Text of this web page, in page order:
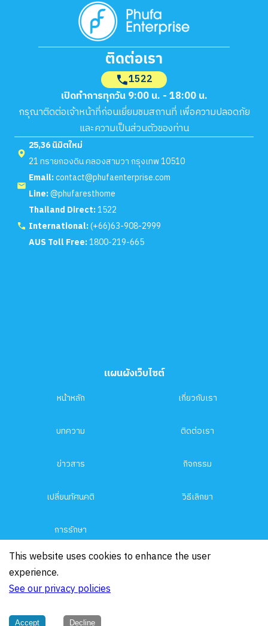
ติดต่อเรา
1522
เปิดทำการทุกวัน 9:00 น. - 18:00 น.
กรุณาติดต่อเจ้าหน้าที่ก่อนเยี่ยมชมสถานที่ เพื่อความปลอดภัย
และความเป็นส่วนตัวของท่าน
25,36 นิมิตใหม่
21 ทรายกองดิน คลองสามวา กรุงเทพ 10510
Email:contact@phufaenterprise.com
Line:@phufaresthome
Thailand Direct:1522
International:(+66)63-908-2999
AUS Toll Free:1800-219-665
แผนผังเว็บไซต์
หน้าหลัก
บทความ
ข่าวสาร
เปลี่ยนทัศนคติ
การรักษา
เกี่ยวกับเรา
ติดต่อเรา
กิจกรรม
วิธีเลิกยา
Copyright 2026 Phufa Enterprise Co.,LTD, All Rights
This website uses cookies to enhance the user
experience.
See our privacy policies
Accept Decline